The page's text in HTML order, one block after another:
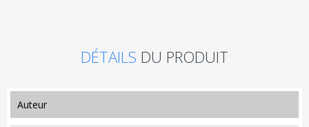
DÉTAILS DU PRODUIT
auteur